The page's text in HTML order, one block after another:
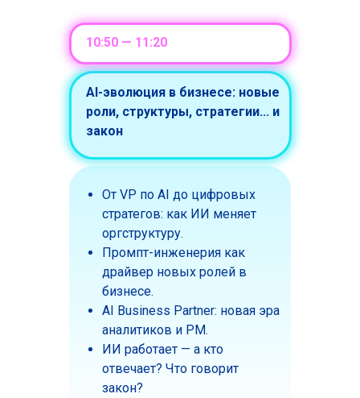
От VP по AI до цифровых
стратегов: как ИИ меняет
оргструктуру.
Промпт-инженерия как
драйвер новых ролей в
бизнесе.
AI Business Partner: новая эра
аналитиков и PM.
ИИ работает — а кто
отвечает? Что говорит
закон?
AI-эволюция в бизнесе: новые
роли, структуры, стратегии... и
закон
10:50 — 11:20